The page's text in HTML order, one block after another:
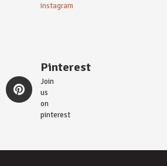
instagram
Pinterest
Join
us
on
pinterest